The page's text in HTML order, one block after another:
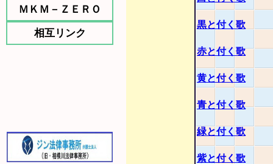
ＭＫＭ－ＺＥＲＯ
相互リンク
黒と付く歌
赤と付く歌
黄と付く歌
青と付く歌
緑と付く歌
紫と付く歌